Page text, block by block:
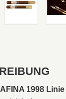
1998 Linie